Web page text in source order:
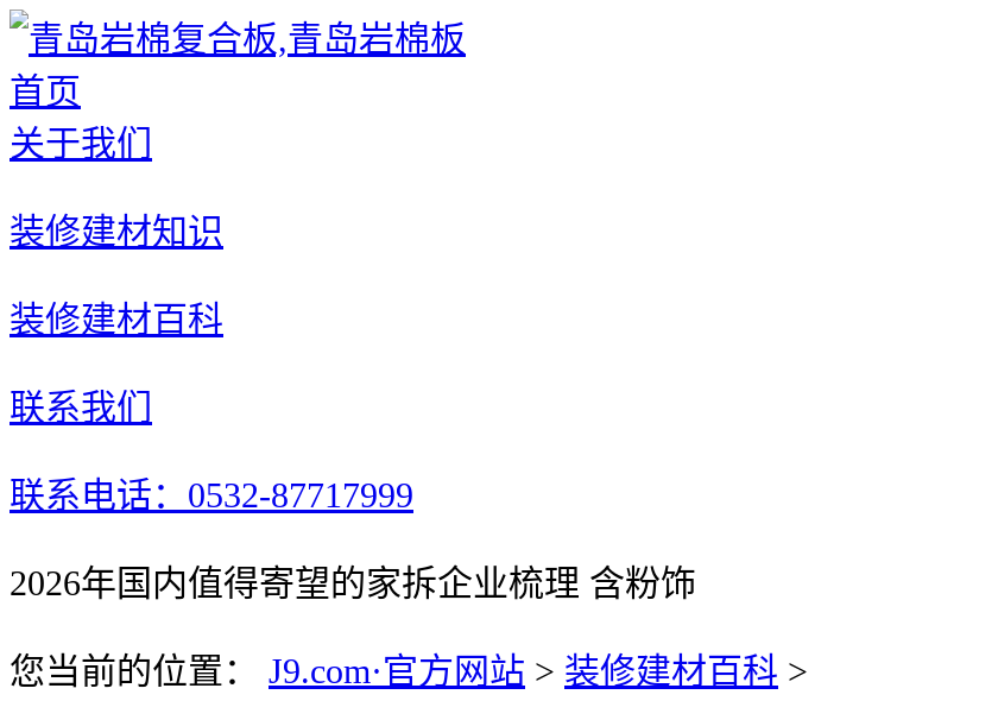
首页
关于我们
装修建材知识
装修建材百科
联系我们
联系电话：0532-87717999
2026年国内值得寄望的家拆企业梳理 含粉饰
您当前的位置： J9.com·官方网站 > 装修建材百科 >